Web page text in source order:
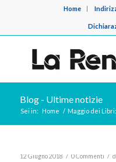
Home
Blog - Ultime notizie
Sei in: Home / Maggio dei
12 Giugno 2018 / 0 Commenti /